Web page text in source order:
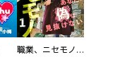
職業、ニセモノ～あなたに偽は見抜けない【電子単行本版】